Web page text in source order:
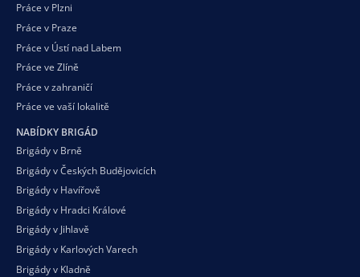
Práce v Plzni
Práce v Praze
Práce v Ústí nad Labem
Práce ve Zlíně
Práce v zahraničí
Práce ve vaší lokalitě
NABÍDKY BRIGÁD
Brigády v Brně
Brigády v Českých Budějovicích
Brigády v Havířově
Brigády v Hradci Králové
Brigády v Jihlavě
Brigády v Karlových Varech
Brigády v Kladně